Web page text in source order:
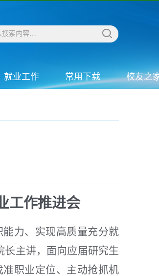
就业工作 常用下载 校友之
工作推进会
力、实现高质量充分就
长主讲，面向应届研究生
职业定位、主动抢抓机